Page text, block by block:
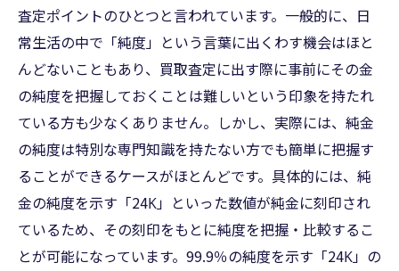
査定ポイントのひとつと言われています。一般的に、日
常生活の中で「純度」という言葉に出くわす機会はほと
んどないこともあり、買取査定に出す際に事前にその金
の純度を把握しておくことは難しいという印象を持たれ
ている方も少なくありません。しかし、実際には、純金
の純度は特別な専門知識を持たない方でも簡単に把握す
ることができるケースがほとんどです。具体的には、純
金の純度を示す「24K」といった数値が純金に刻印され
ているため、その刻印をもとに純度を把握・比較するこ
とが可能になっています。99.9％の純度を示す「24K」の